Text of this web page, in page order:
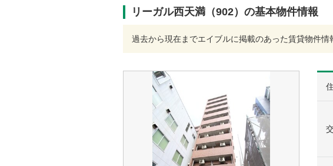
リーガル西天満（902）の基本物件情報
過去から現在までエイブルに掲載のあった賃貸物件情